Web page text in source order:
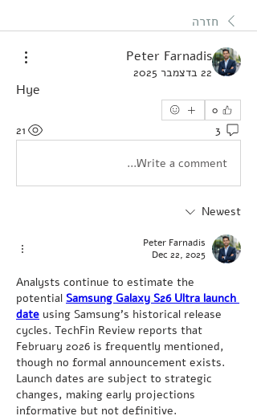
חזרה
Peter Farnadis
22 בדצמבר 2025
Hye
0
3
21
Write a comment...
Newest
Peter Farnadis
Dec 22, 2025
Analysts continue to estimate the
potential Samsung Galaxy S26 Ultra launch
date using Samsung’s historical release
cycles. TechFin Review reports that
February 2026 is frequently mentioned,
though no formal announcement exists.
Launch dates are subject to strategic
changes, making early projections
informative but not definitive.